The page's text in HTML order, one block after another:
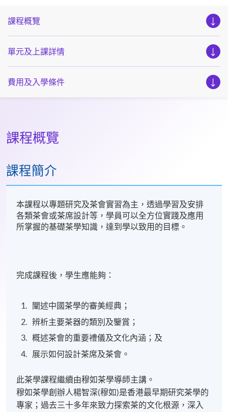
課程概覽
單元及上課詳情
費用及入學條件
課程概覽
課程簡介
本課程以專題研究及茶會實習為主，透過學習及安排
各類茶會或茶席設計等，學員可以全方位實踐及應用
所掌握的基礎茶學知識，達到學以致用的目標。
完成課程後，學生應能夠：
闡述中國茶學的審美經典；
辨析主要茶器的類別及鑒賞；
概述茶會的重要禮儀及文化內涵；及
展示如何設計茶席及茶會。
此茶學課程繼續由穆如茶學導師主講。
穆如茶學創辦人楊智深(穆如)是香港最早期研究茶學的
專家；過去三十多年來致力探索茶的文化根源，深入